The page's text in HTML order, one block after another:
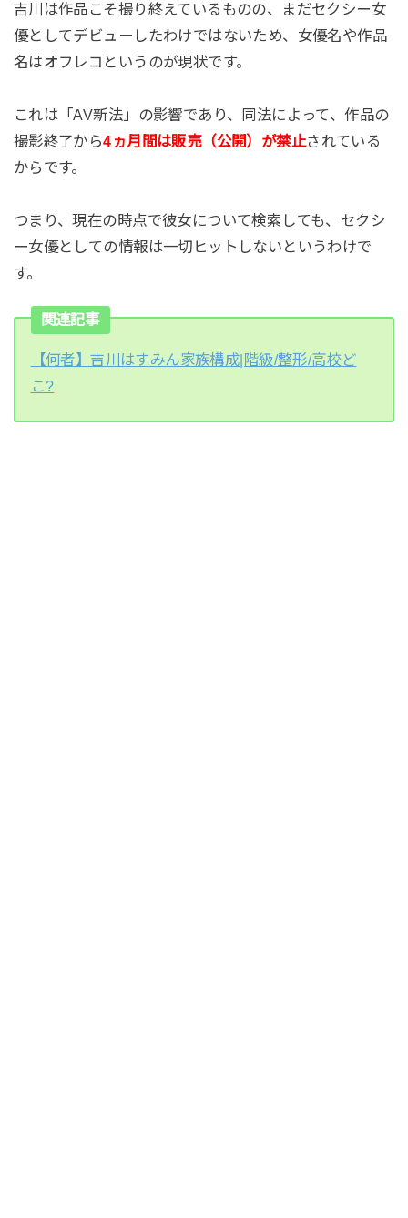
吉川は作品こそ撮り終えているものの、まだセクシー女
優としてデビューしたわけではないため、女優名や作品
名はオフレコというのが現状です。
これは「AV新法」の影響であり、同法によって、作品の
撮影終了から4ヵ月間は販売（公開）が禁止されている
からです。
つまり、現在の時点で彼女について検索しても、セクシ
ー女優としての情報は一切ヒットしないというわけで
す。
関連記事
【何者】吉川はすみん家族構成|階級/整形/高校ど
こ?